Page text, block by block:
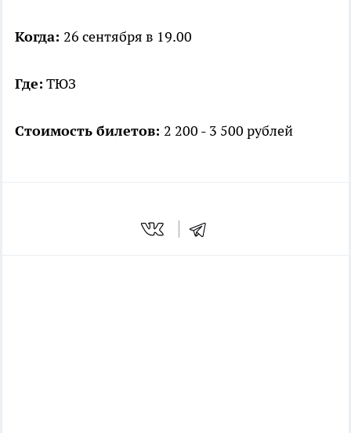
Когда: 26 сентября в 19.00
Где: ТЮЗ
Стоимость билетов: 2 200 - 3 500 рублей